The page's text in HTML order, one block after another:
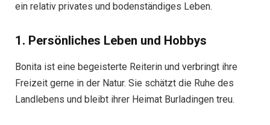
ein relativ privates und bodenständiges Leben.
1. Persönliches Leben und Hobbys
Bonita ist eine begeisterte Reiterin und verbringt ihre
Freizeit gerne in der Natur. Sie schätzt die Ruhe des
Landlebens und bleibt ihrer Heimat Burladingen treu.